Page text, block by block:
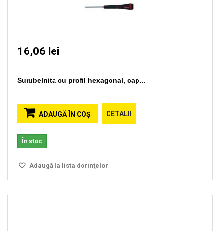
16,06 lei
Surubelnita cu profil hexagonal, cap...
ADAUGĂ ÎN COŞ DETALII
În stoc
Adaugă la lista dorinţelor